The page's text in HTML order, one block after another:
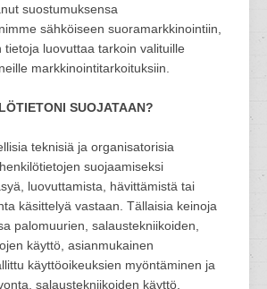
suostumuksensa
sähköiseen suoramarkkinointiin,
tietoja luovuttaa tarkoin valituille
markkinointitarkoituksiin.
SUOJATAAN?
teknisiä ja organisatorisia
suojaamiseksi
luovuttamista, hävittämistä tai
käsittelyä vastaan. Tällaisia keinoja
palomuurien, salaustekniikoiden,
käyttö, asianmukainen
käyttöoikeuksien myöntäminen ja
salaustekniikoiden käyttö,